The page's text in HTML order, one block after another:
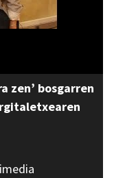
zen’ bosgarren